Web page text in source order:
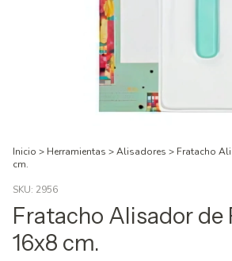
Inicio > Herramientas >Alisadores > Fratacho
cm.
SKU: 2956
Fratacho Alisador de
16x8 cm.